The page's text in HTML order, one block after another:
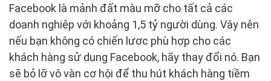
Facebook là mảnh đất màu mỡ cho tất cả các
doanh nghiệp với khoảng 1,5 tỷ người dùng. Vậy nên
nếu bạn không có chiến lược phù hợp cho các
khách hàng sử dụng Facebook, hãy thay đổi nó. Bạn
sẽ bỏ lỡ vô vàn cơ hội để thu hút khách hàng tiềm